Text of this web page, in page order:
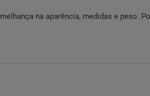
na aparência, medidas e peso.